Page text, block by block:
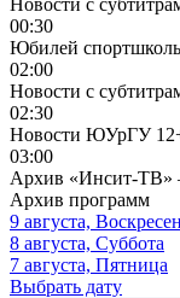
00:30
Юбилей
02:00
Новости с
02:30
Новости ЮУрГУ
03:00
Архив «Инсит-ТВ»
Архив программ
9 августа,
8 августа, Суббота
7 августа, Пятница
Выбрать дату